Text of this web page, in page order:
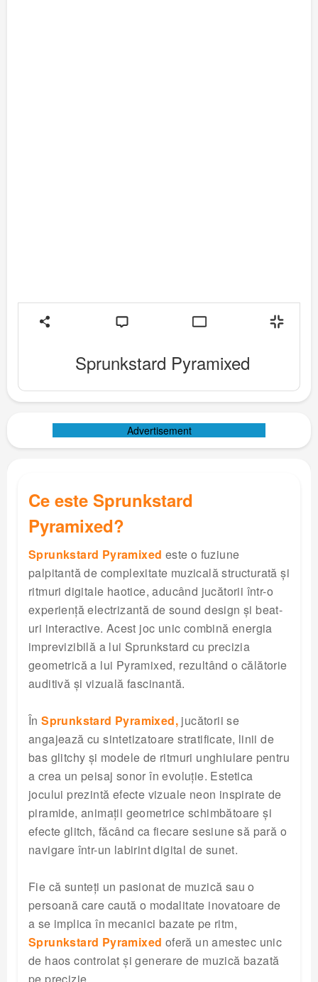
Sprunkstard Pyramixed
Advertisement
Ce este Sprunkstard
Pyramixed?
Sprunkstard Pyramixed este o fuziune
palpitantă de complexitate muzicală structurată și
ritmuri digitale haotice, aducând jucătorii într-o
experiență electrizantă de sound design și beat-
uri interactive. Acest joc unic combină energia
imprevizibilă a lui Sprunkstard cu precizia
geometrică a lui Pyramixed, rezultând o călătorie
auditivă și vizuală fascinantă.
ÎnSprunkstard Pyramixed, jucătorii se
angajează cu sintetizatoare stratificate, linii de
bas glitchy și modele de ritmuri unghiulare pentru
a crea un peisaj sonor în evoluție. Estetica
jocului prezintă efecte vizuale neon inspirate de
piramide, animații geometrice schimbătoare și
efecte glitch, făcând ca fiecare sesiune să pară o
navigare într-un labirint digital de sunet.
Fie că sunteți un pasionat de muzică sau o
persoană care caută o modalitate inovatoare de
a se implica în mecanici bazate pe ritm,
Sprunkstard Pyramixed oferă un amestec unic
de haos controlat și generare de muzică bazată